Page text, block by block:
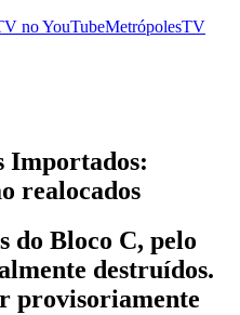
noYouTubeMetrópolesTV
Importados:
realocados
do Bloco C, pelo
destruídos.
provisoriamente